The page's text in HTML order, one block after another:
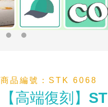
商品編號： STK 6068
【高端復刻】